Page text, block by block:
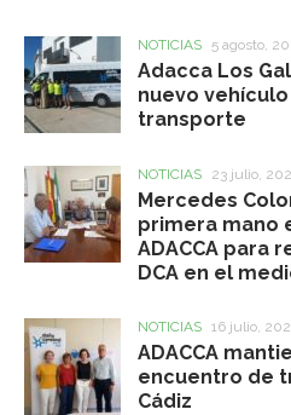
NOTICIAS 5 agosto,
Adacca Los
nuevo
transporte
NOTICIAS 23 julio,
Mercedes
primera mano
ADACCA para
DCA en el
NOTICIAS 16 julio,
ADACCA
encuentro de
Cádiz